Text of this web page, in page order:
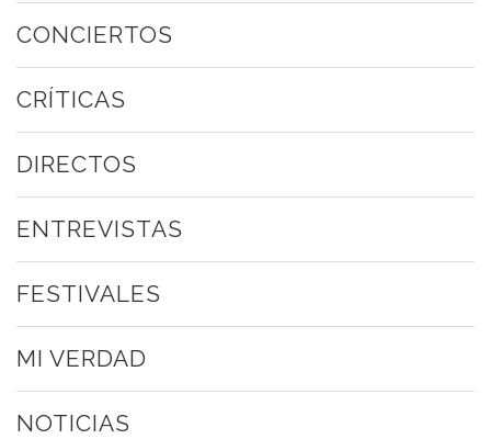
CONCIERTOS
CRÍTICAS
DIRECTOS
ENTREVISTAS
FESTIVALES
MI VERDAD
NOTICIAS